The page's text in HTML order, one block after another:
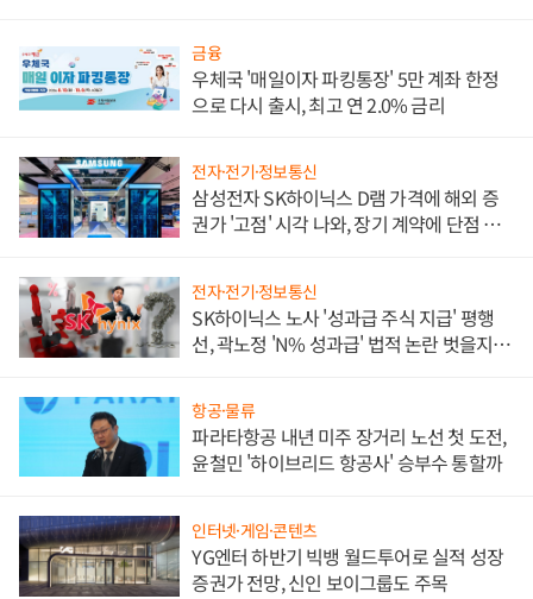
금융
우체국 '매일이자 파킹통장' 5만 계좌 한정
으로 다시 출시, 최고 연 2.0% 금리
전자·전기·정보통신
삼성전자 SK하이닉스 D램 가격에 해외 증
권가 '고점' 시각 나와, 장기 계약에 단점 부
전자·전기·정보통신
SK하이닉스 노사 '성과급 주식 지급' 평행
선, 곽노정 'N% 성과급' 법적 논란 벗을지 주
항공·물류
파라타항공 내년 미주 장거리 노선 첫 도전,
윤철민 '하이브리드 항공사' 승부수 통할까
인터넷·게임·콘텐츠
YG엔터 하반기 빅뱅 월드투어로 실적 성장
증권가 전망, 신인 보이그룹도 주목